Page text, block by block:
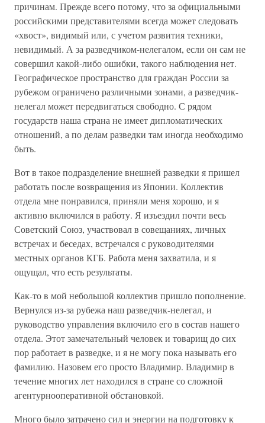
причинам. Прежде всего потому, что за официальными
российскими представителями всегда может следовать
«хвост», видимый или, с учетом развития техники,
невидимый. А за разведчиком-нелегалом, если он сам не
совершил какой-либо ошибки, такого наблюдения нет.
Географическое пространство для граждан России за
рубежом ограничено различными зонами, а разведчик-
нелегал может передвигаться свободно. С рядом
государств наша страна не имеет дипломатических
отношений, а по делам разведки там иногда необходимо
быть.
Вот в такое подразделение внешней разведки я пришел
работать после возвращения из Японии. Коллектив
отдела мне понравился, приняли меня хорошо, и я
активно включился в работу. Я изъездил почти весь
Советский Союз, участвовал в совещаниях, личных
встречах и беседах, встречался с руководителями
местных органов КГБ. Работа меня захватила, и я
ощущал, что есть результаты.
Как-то в мой небольшой коллектив пришло пополнение.
Вернулся из-за рубежа наш разведчик-нелегал, и
руководство управления включило его в состав нашего
отдела. Этот замечательный человек и товарищ до сих
пор работает в разведке, и я не могу пока называть его
фамилию. Назовем его просто Владимир. Владимир в
течение многих лет находился в стране со сложной
агентурнооперативной обстановкой.
Много было затрачено сил и энергии на подготовку к